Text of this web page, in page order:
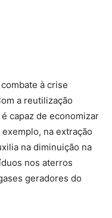
à crise
a reutilização
capaz de economizar
na extração
na diminuição na
nos aterros
geradores do